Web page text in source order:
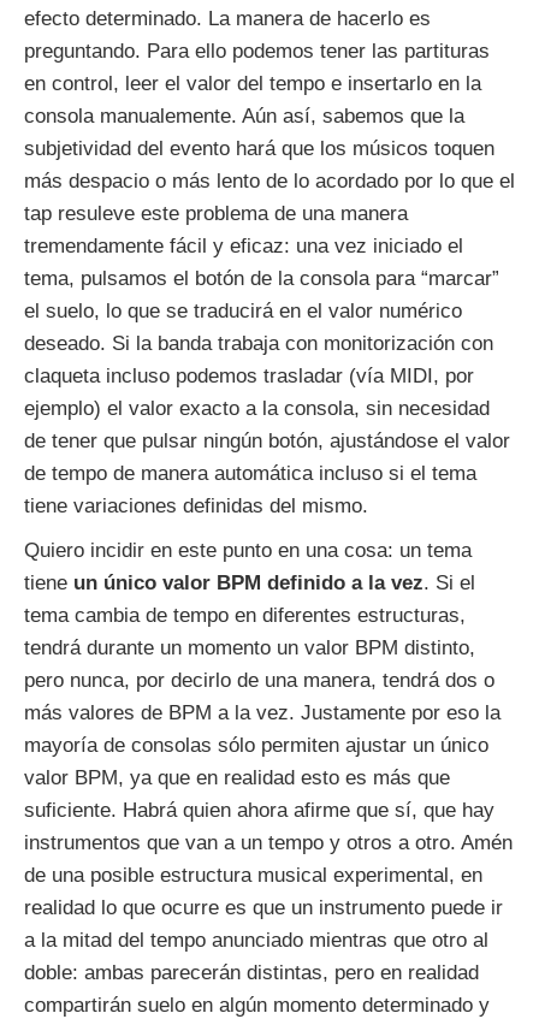
efecto determinado. La manera de hacerlo es
preguntando. Para ello podemos tener las partituras
en control, leer el valor del tempo e insertarlo en la
consola manualemente. Aún así, sabemos que la
subjetividad del evento hará que los músicos toquen
más despacio o más lento de lo acordado por lo que el
tap resuleve este problema de una manera
tremendamente fácil y eficaz: una vez iniciado el
tema, pulsamos el botón de la consola para “marcar”
el suelo, lo que se traducirá en el valor numérico
deseado. Si la banda trabaja con monitorización con
claqueta incluso podemos trasladar (vía MIDI, por
ejemplo) el valor exacto a la consola, sin necesidad
de tener que pulsar ningún botón, ajustándose el valor
de tempo de manera automática incluso si el tema
tiene variaciones definidas del mismo.
Quiero incidir en este punto en una cosa: un tema
tiene un único valor BPM definido a la vez. Si el
tema cambia de tempo en diferentes estructuras,
tendrá durante un momento un valor BPM distinto,
pero nunca, por decirlo de una manera, tendrá dos o
más valores de BPM a la vez. Justamente por eso la
mayoría de consolas sólo permiten ajustar un único
valor BPM, ya que en realidad esto es más que
suficiente. Habrá quien ahora afirme que sí, que hay
instrumentos que van a un tempo y otros a otro. Amén
de una posible estructura musical experimental, en
realidad lo que ocurre es que un instrumento puede ir
a la mitad del tempo anunciado mientras que otro al
doble: ambas parecerán distintas, pero en realidad
compartirán suelo en algún momento determinado y